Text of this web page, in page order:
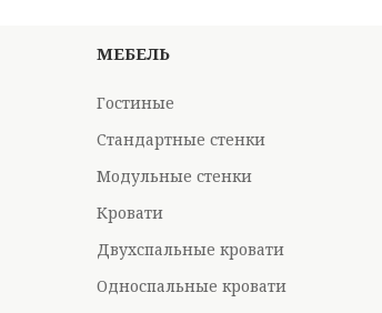
МЕБЕЛЬ
Гостиные
Стандартные стенки
Модульные стенки
Кровати
Двухспальные кровати
Односпальные кровати